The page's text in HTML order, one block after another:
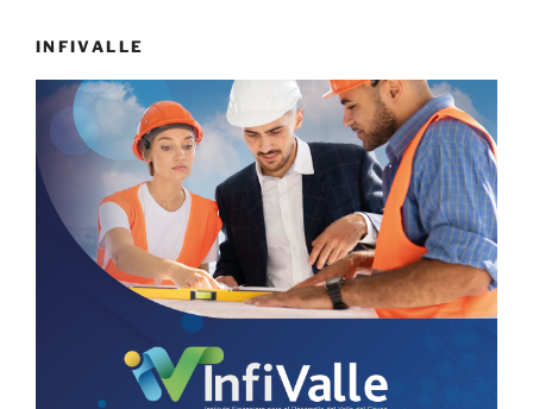
INFIVALLE